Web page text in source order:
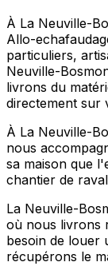
À La Neuville-
Allo-
particuliers,
Neuville-
livrons du
directement sur
À La Neuville-
nous
sa maison que
chantier de
La Neuville-
où nous livrons
besoin de louer
récupérons le